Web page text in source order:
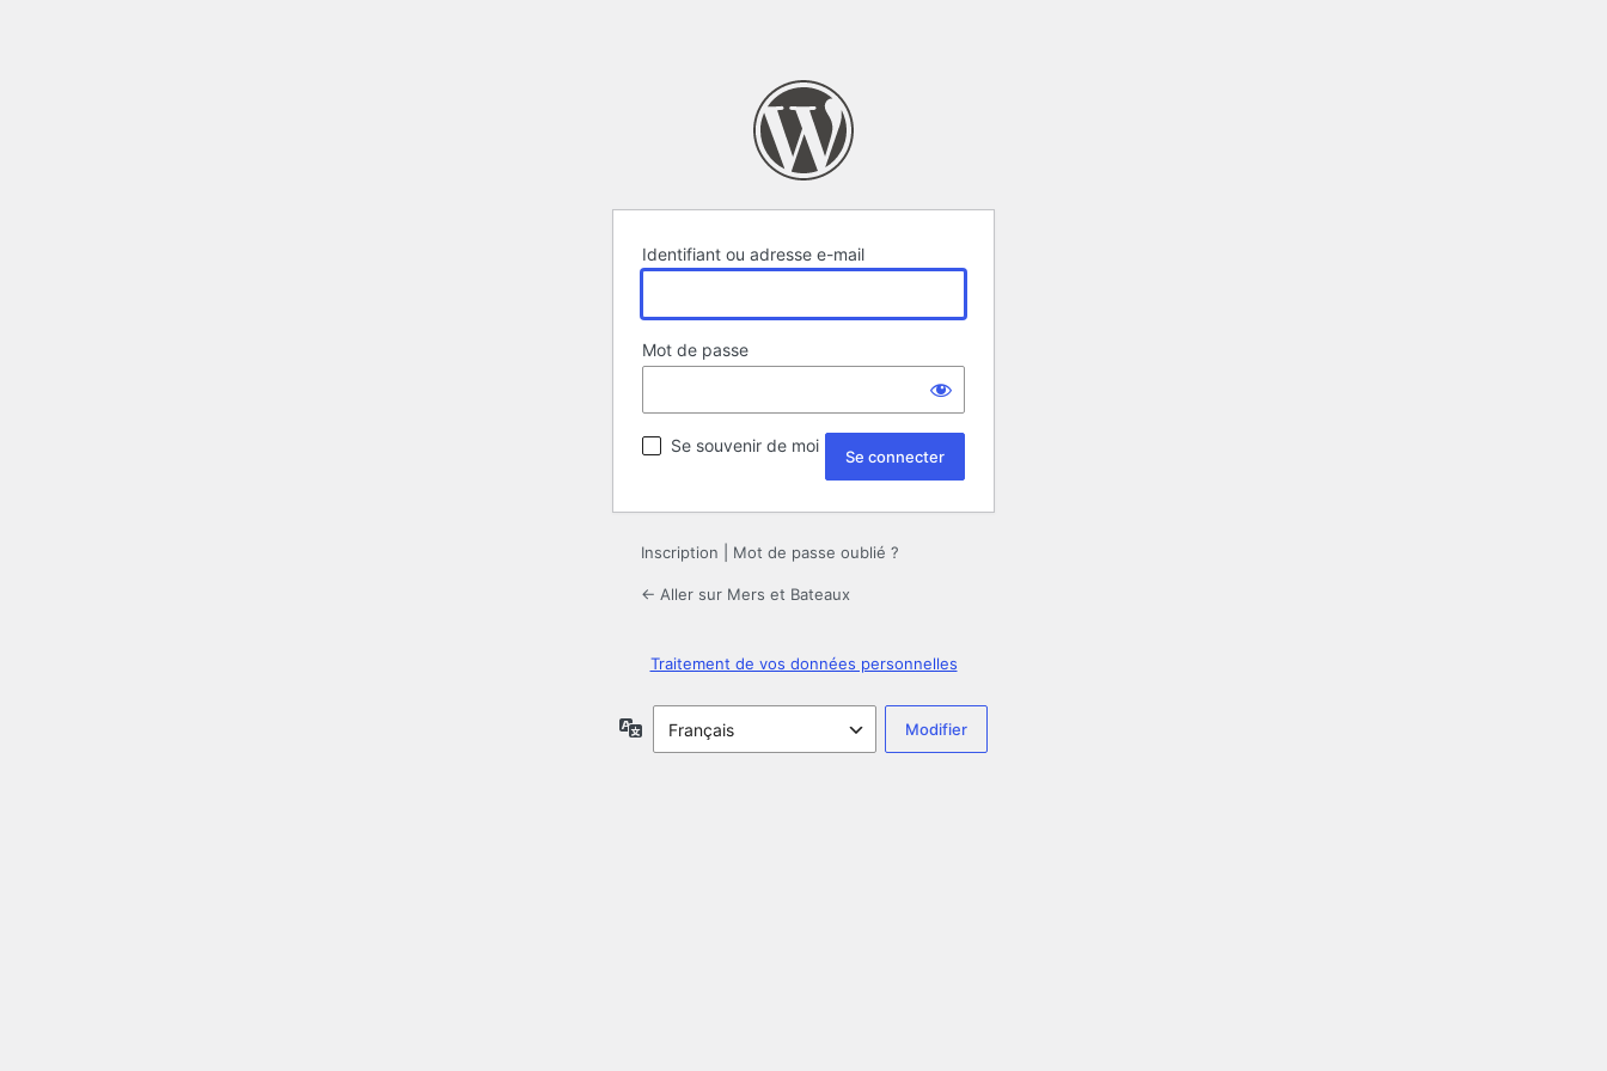
Identifiant ou adresse e-mail
Mot de passe
Se souvenir de moi
Inscription Mot de passe oublié ?
← Aller sur Mers et Bateaux
Traitement de vos données personnelles
Langue